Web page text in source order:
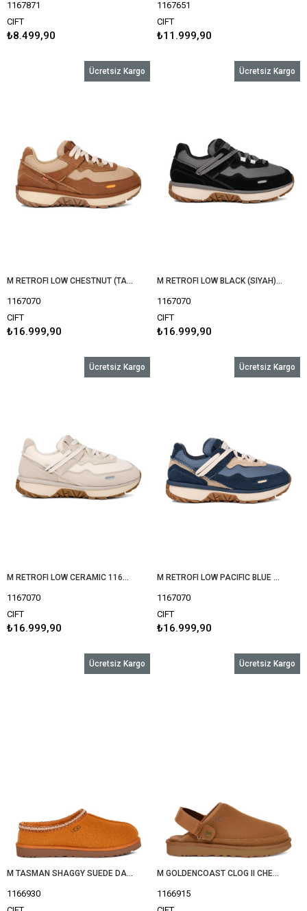
1167871
CIFT
₺8.499,90
1167651
CIFT
₺11.999,90
M RETROFI LOW CHESTNUT (TABA) 1167070
1167070
CIFT
₺16.999,90
Ücretsiz Kargo
M RETROFI LOW BLACK (SIYAH) 1167070
1167070
CIFT
₺16.999,90
Ücretsiz Kargo
M RETROFI LOW CERAMIC 1167070
1167070
CIFT
₺16.999,90
Ücretsiz Kargo
M RETROFI LOW PACIFIC BLUE 1167070
1167070
CIFT
₺16.999,90
Ücretsiz Kargo
M TASMAN SHAGGY SUEDE DARK APRICOT 1166930
1166930
Ücretsiz Kargo
M GOLDENCOAST CLOG II CHESTNUT (TABA) 1166915
1166915
Ücretsiz Kargo